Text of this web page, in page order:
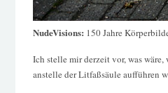
NudeVisions: 150 Jahre
Ich stelle mir derzeit vor, was
anstelle der Litfaßsäule aufführen